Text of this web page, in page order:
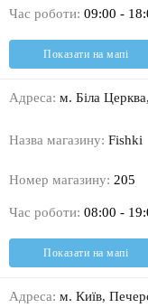
Час роботи: 09:00 -
Показати на мапі
Адреса: м. Біла
Назва магазину: Fishki
Номер магазину: 205
Час роботи: 08:00 -
Показати на мапі
Адреса: м. Київ,